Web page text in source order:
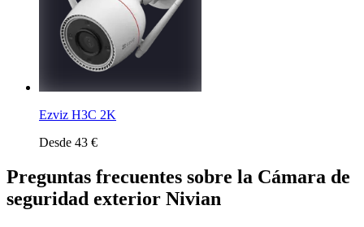
Ezviz H3C 2K
Desde 43 €
Preguntas frecuentes sobre la Cámara de
seguridad exterior Nivian